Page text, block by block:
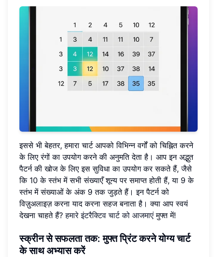
इससे भी बेहतर, हमारा चार्ट आपको विभिन्न वर्गों को चिह्नित करने
के लिए रंगों का उपयोग करने की अनुमति देता है। आप इन अद्भुत
पैटर्न की खोज के लिए इस सुविधा का उपयोग कर सकते हैं, जैसे
कि 10 के स्तंभ में सभी संख्याएँ शून्य पर समाप्त होती हैं, या 9 के
स्तंभ में संख्याओं के अंक 9 तक जुड़ते हैं। इन पैटर्न को
विज़ुअलाइज़ करना याद करना सहज बनाता है। क्या आप स्वयं
देखना चाहते हैं?हमारे इंटरैक्टिव चार्ट को आजमाएंमुफ्त में!
स्क्रीन से सफलता तक: मुफ्त प्रिंट करने योग्य चार्ट
के साथ अभ्यास करें